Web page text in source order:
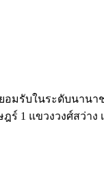
อมรับในระดับนานา
แขวงวงศ์สว่าง